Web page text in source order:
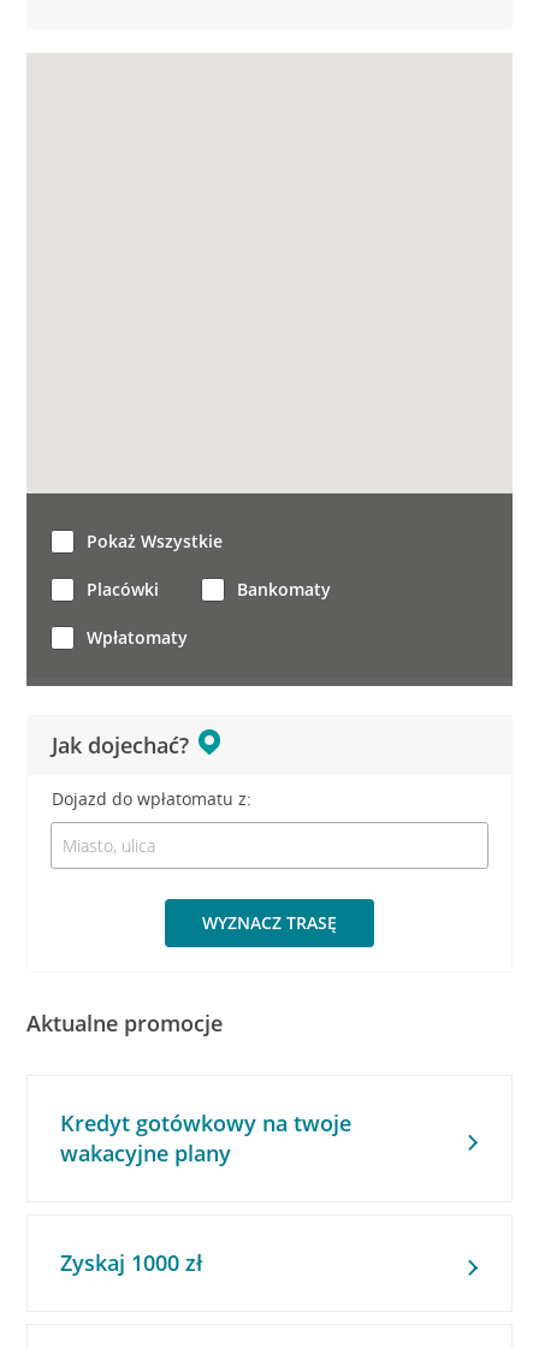
Jak dojechać?
Dojazd do wpłatomatu z:
WYZNACZ TRASĘ
Pokaż Wszystkie
Placówki Bankomaty
Wpłatomaty
Aktualne promocje
Kredyt gotówkowy na twoje
wakacyjne plany
Zyskaj 1000 zł